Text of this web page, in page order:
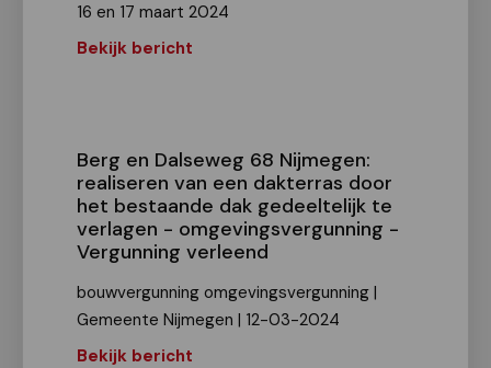
16 en 17 maart 2024
Bekijk bericht
Berg en Dalseweg 68 Nijmegen:
realiseren van een dakterras door
het bestaande dak gedeeltelijk te
verlagen - omgevingsvergunning -
Vergunning verleend
bouwvergunning omgevingsvergunning |
Gemeente Nijmegen | 12-03-2024
Bekijk bericht